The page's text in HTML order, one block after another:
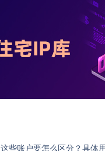
些账户要怎么区分？具体